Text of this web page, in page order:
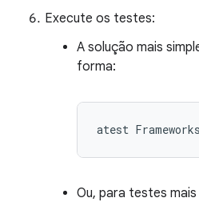
Execute os testes:
A solução mais
forma:
Ou, para testes